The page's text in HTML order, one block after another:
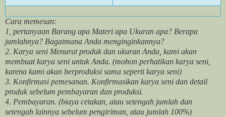
Cara memesan:
1, pertanyaan Barang apa Materi apa Ukuran apa? Berapa
jumlahnya? Bagaimana Anda menginginkannya?
2. Karya seni Menurut produk dan ukuran Anda, kami akan
membuat karya seni untuk Anda. (mohon perhatikan karya seni,
karena kami akan berproduksi sama seperti karya seni)
3. Konfirmasi pemesanan. Konfirmasikan karya seni dan detail
produk sebelum pembayaran dan produksi.
4. Pembayaran. (biaya cetakan, atau setengah jumlah dan
setengah lainnya sebelum pengiriman, atau jumlah 100%)